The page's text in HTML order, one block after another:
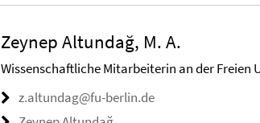
Zeynep Altundağ, M. A.
Wissenschaftliche Mitarbeiterin an der Freien
z.altundag@fu-berlin.de